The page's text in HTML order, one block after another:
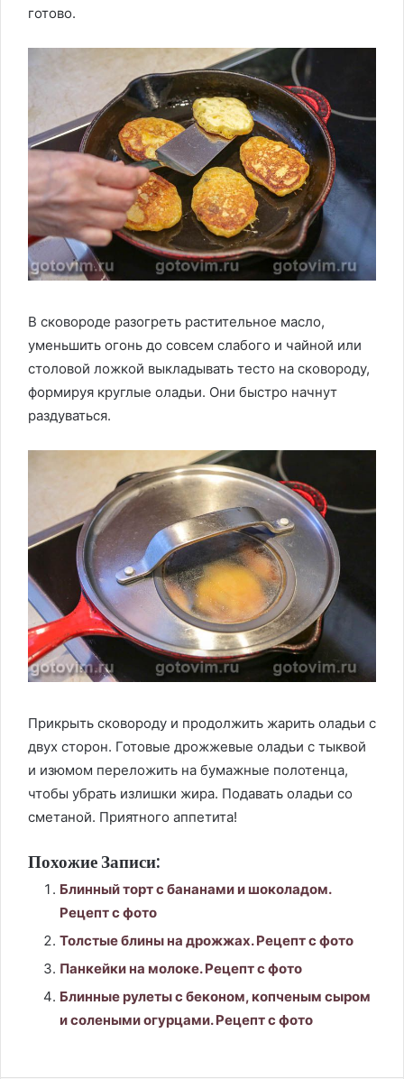
готово.
В сковороде разогреть растительное масло,
уменьшить огонь до совсем слабого и чайной или
столовой ложкой выкладывать тесто на сковороду,
формируя круглые оладьи. Они быстро начнут
раздуваться.
Прикрыть сковороду и продолжить жарить оладьи с
двух сторон. Готовые дрожжевые оладьи с тыквой
и изюмом переложить на бумажные полотенца,
чтобы убрать излишки жира. Подавать оладьи со
сметаной. Приятного аппетита!
Похожие Записи:
Блинный торт с бананами и шоколадом.
Рецепт с фото
Толстые блины на дрожжах. Рецепт с фото
Панкейки на молоке. Рецепт с фото
Блинные рулеты с беконом, копченым сыром
и солеными огурцами. Рецепт с фото